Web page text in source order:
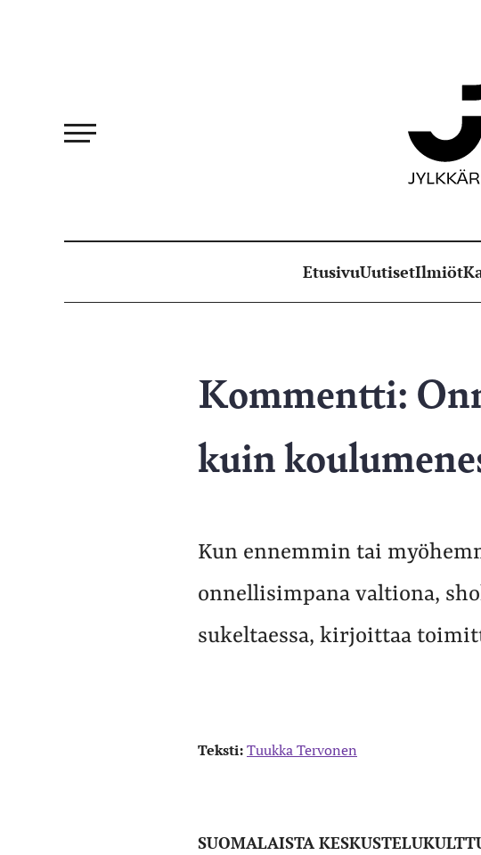
EtusivuUutisetIlmiöt
Kommentti:
kuin
Kun ennemmin tai
onnellisimpana valtiona,
sukeltaessa, kirjoittaa
Teksti:Tuukka Tervonen
SUOMALAISTA